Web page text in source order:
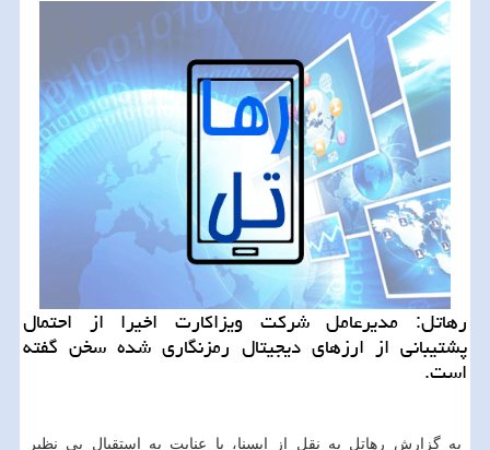
رهاتل: مدیرعامل شركت ویزاكارت اخیرا از احتمال
پشتیبانی از ارزهای دیجیتال رمزنگاری شده سخن گفته
است.
به گزارش رهاتل به نقل از ایسنا، با عنایت به استقبال بی نظیر